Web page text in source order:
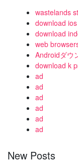
wastelands
download
download
web
Androidダウ
download k
ad
ad
ad
ad
ad
ad
New Posts